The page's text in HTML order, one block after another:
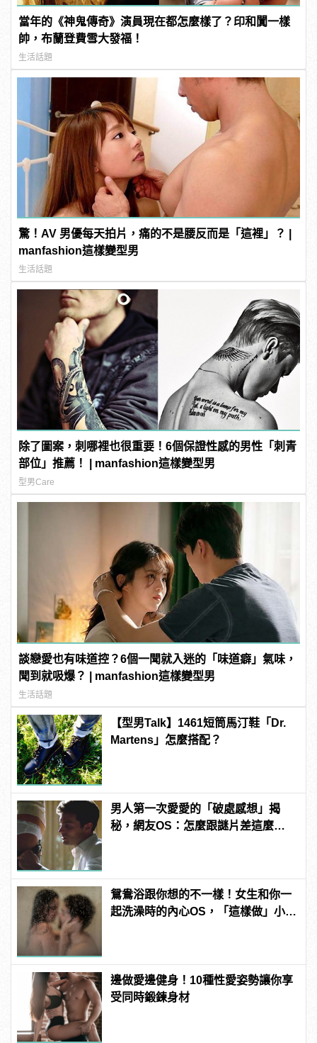
當年的《神鬼傳奇》演員現在都怎麼樣了？印和闐一樣
帥，布蘭登費雪大發福！
生活話題
驚！AV 男優每天拍片，痛的不是腰反而是「這裡」？ |
manfashion這樣變型男
生活話題
除了圖案，刺哪裡也很重要！6個保證性感的男性「刺青
部位」推薦！ | manfashion這樣變型男
型男Care
談戀愛也有味道控？6個一聞就入迷的「味道癖」氣味，
聞到就吸爆？ | manfashion這樣變型男
生活話題
【型男Talk】1461短筒馬汀鞋「Dr.
Martens」怎麼搭配？
男人第一次愛愛的「破處感想」揭
秘，網友OS：怎麼跟謎片差這麼
鴛鴦浴跟你想的不一樣！女生和你一
起洗澡時的內心OS，「這樣做」小心
邊做愛邊健身！10種性愛姿勢讓你享
受同時鍛鍊身材